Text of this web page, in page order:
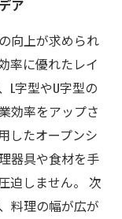
ア
向上が求められ
率に優れたレイ
L字型やU字型の
効率をアップさ
したオープンシ
器具や食材を手
迫しません。 次
料理の幅が広が